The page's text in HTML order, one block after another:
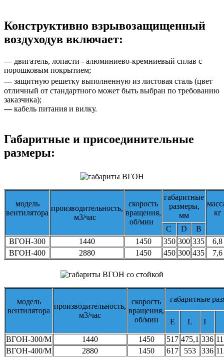
Конструктивно взрывозащищенный
воздуходув включает:
—двигатель, лопасти - алюминиево-кремниевый сплав с
порошковым покрытием;
— защитную решетку выполненную из листовая сталь (цвет
отличный от стандартного может быть выбран по требованию
заказчика);
—кабель питания и вилку.
Габаритные и присоединительные
размеры:
модель
вентилятора
производительность,
м3/час
скорость
вращения,
об/мин
габаритные
размеры,
мм
кг
C
D
B
ВГОН-300
1440 1450 350 300 335
6,8
ВГОН-400
2880 1450 450 300 435 7,6
модель
вентилятора
производительность,
м3/час
скорость
вращения,
об/мин
габаритные
E L I
ВГОН-300/M 1440 1450 517 475,1 336
ВГОН-400/M
2880 1450 617 553 336